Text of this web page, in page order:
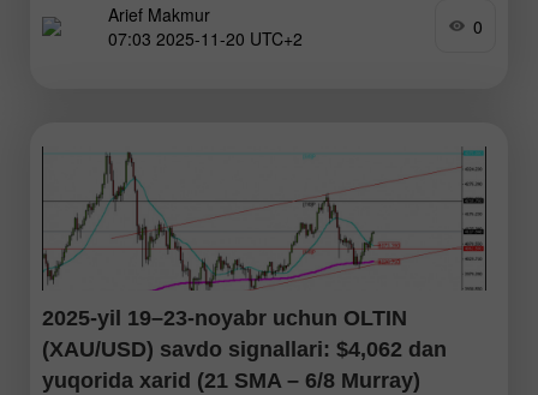
#NDX narx harakati va RSI o'rtasida paydo bo'lgan yashirin
divergensiya (Hidden Bullish Divergence) "Extreme-Bullish"
Arief Makmur
07:03 2025-11-20 UTC+2
0
2025-yil 19–23-noyabr uchun OLTIN
(XAU/USD) savdo signallari: $4,062 dan
yuqorida xarid (21 SMA – 6/8 Murray)